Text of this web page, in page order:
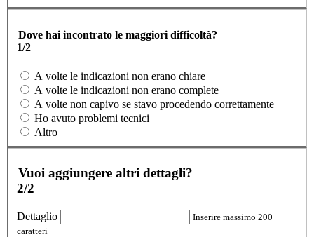
Dove hai incontrato le maggiori difficoltà?
1/2
A volte le indicazioni non erano chiare
A volte le indicazioni non erano complete
A volte non capivo se stavo procedendo correttamente
Ho avuto problemi tecnici
Altro
Vuoi aggiungere altri dettagli?
2/2
Dettaglio
Inserire massimo 200
caratteri